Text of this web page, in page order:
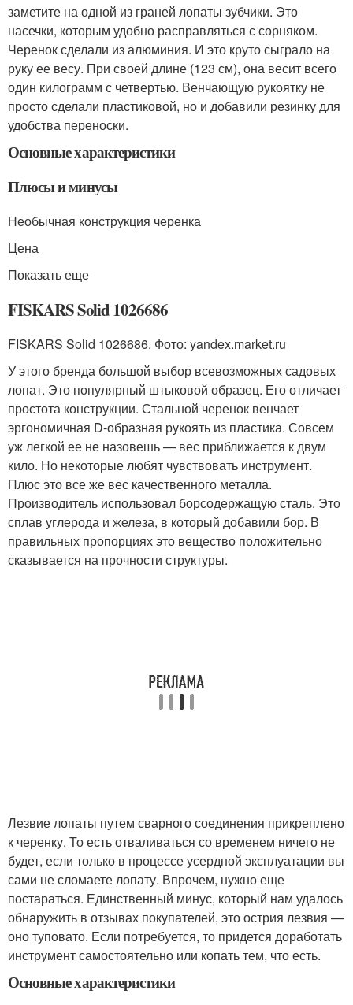
заметите на одной из граней лопаты зубчики. Это
насечки, которым удобно расправляться с сорняком.
Черенок сделали из алюминия. И это круто сыграло на
руку ее весу. При своей длине (123 см), она весит всего
один килограмм с четвертью. Венчающую рукоятку не
просто сделали пластиковой, но и добавили резинку для
удобства переноски.
Основные характеристики
Плюсы и минусы
Необычная конструкция черенка
Цена
Показать еще
FISKARS Solid 1026686
FISKARS Solid 1026686. Фото: yandex.market.ru
У этого бренда большой выбор всевозможных садовых
лопат. Это популярный штыковой образец. Его отличает
простота конструкции. Стальной черенок венчает
эргономичная D-образная рукоять из пластика. Совсем
уж легкой ее не назовешь — вес приближается к двум
кило. Но некоторые любят чувствовать инструмент.
Плюс это все же вес качественного металла.
Производитель использовал борсодержащую сталь. Это
сплав углерода и железа, в который добавили бор. В
правильных пропорциях это вещество положительно
сказывается на прочности структуры.
Лезвие лопаты путем сварного соединения прикреплено
к черенку. То есть отваливаться со временем ничего не
будет, если только в процессе усердной эксплуатации вы
сами не сломаете лопату. Впрочем, нужно еще
постараться. Единственный минус, который нам удалось
обнаружить в отзывах покупателей, это острия лезвия —
оно туповато. Если потребуется, то придется доработать
инструмент самостоятельно или копать тем, что есть.
Основные характеристики